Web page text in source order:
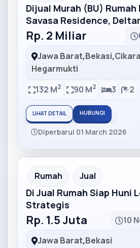
Dijual Murah (BU) Rumah
Savasa Residence,
Rp. 2 Miliar
Jawa Barat,Bekasi,
Hegarmukti
132 M2 90 M2 3 2
LIHAT DETAIL HUBUNGI
Diperbarui 01 March 2026
Partner Ad
Rumah Jual
Di Jual Rumah Siap Huni
Strategis
Rp. 1.5 Juta
10
Jawa Barat,Bekasi